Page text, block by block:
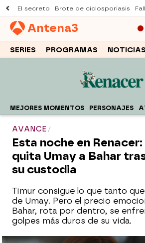
El secreto Brote de ciclosporiasis
Antena3
SERIES PROGRAMAS NOTICIAS
MEJORES MOMENTOS PERSONAJES
AVANCE
Esta noche en
quita Umay a Bahar
su custodia
Timur consigue lo que tanto
de Umay. Pero el precio
Bahar, rota por dentro, se
golpes más duros de su vida.